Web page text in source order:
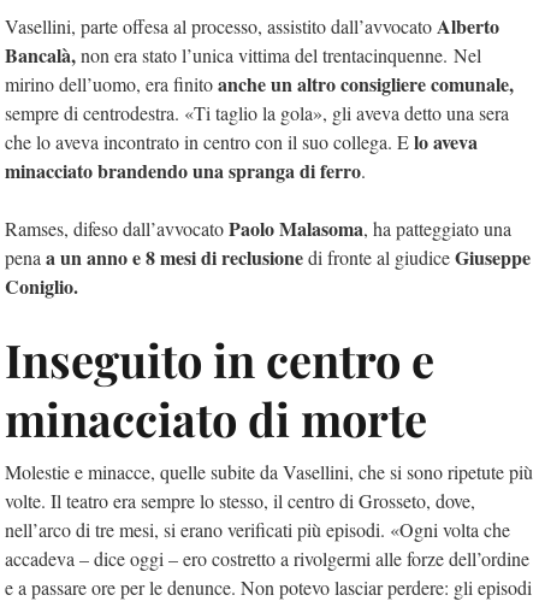
Vasellini, parte offesa al processo, assistito dall’avvocatoAlberto
Bancalà,non era stato l’unica vittima del trentacinquenne. Nel
mirino dell’uomo, era finitoanche un altro consigliere comunale,
sempre di centrodestra. «Ti taglio la gola», gli aveva detto una sera
che lo aveva incontrato in centro con il suo collega. Elo aveva
minacciato brandendo una spranga di ferro.
Ramses, difeso dall’avvocatoPaolo Malasoma, ha patteggiato una
pena a un anno e 8 mesi di reclusionedi fronte al giudiceGiuseppe
Coniglio.
Inseguito in centro e
minacciato di morte
Molestie e minacce, quelle subite da Vasellini, che si sono ripetute più
volte. Il teatro era sempre lo stesso, il centro di Grosseto, dove,
nell’arco di tre mesi, si erano verificati più episodi. «Ogni volta che
accadeva – dice oggi – ero costretto a rivolgermi alle forze dell’ordine
e a passare ore per le denunce. Non potevo lasciar perdere: gli episodi